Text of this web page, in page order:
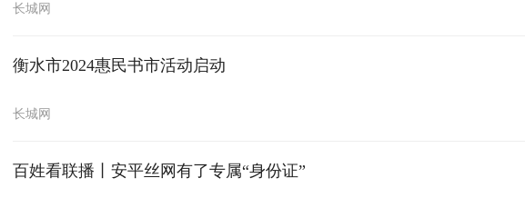
长城网
衡水市2024惠民书市活动启动
长城网
百姓看联播丨安平丝网有了专属“身份证”